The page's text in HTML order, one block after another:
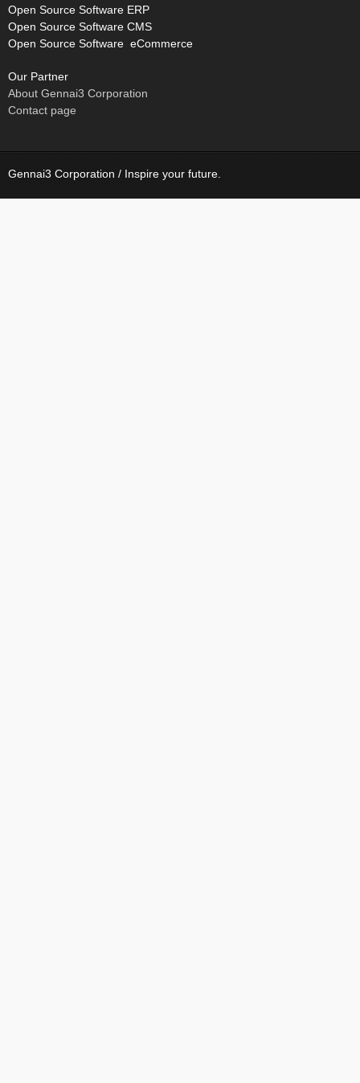
Open Source Software ERP
Open Source Software CMS
Open Source Software eCommerce
Our Partner
About Gennai3 Corporation
Contact page
Gennai3 Corporation / Inspire your future.